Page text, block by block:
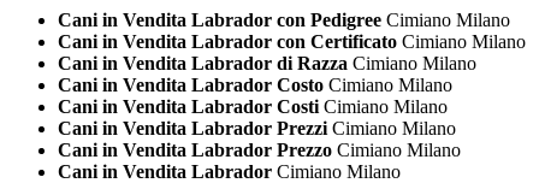
Cani in Vendita Labrador con Pedigree Cimiano Milano
Cani in Vendita Labrador con Certificato Cimiano Milano
Cani in Vendita Labrador di Razza Cimiano Milano
Cani in Vendita Labrador Costo Cimiano Milano
Cani in Vendita Labrador Costi Cimiano Milano
Cani in Vendita Labrador Prezzi Cimiano Milano
Cani in Vendita Labrador Prezzo Cimiano Milano
Cani in Vendita Labrador Cimiano Milano